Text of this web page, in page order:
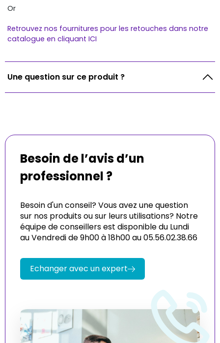
Or
Retrouvez nos fournitures pour les retouches dans notre
catalogue en cliquant ICI
Une question sur ce produit ?
Besoin de l’avis d’un
professionnel ?
Besoin d'un conseil? Vous avez une question
sur nos produits ou sur leurs utilisations? Notre
équipe de conseillers est disponible du Lundi
au Vendredi de 9h00 à 18h00 au 05.56.02.38.66
Echanger avec un expert